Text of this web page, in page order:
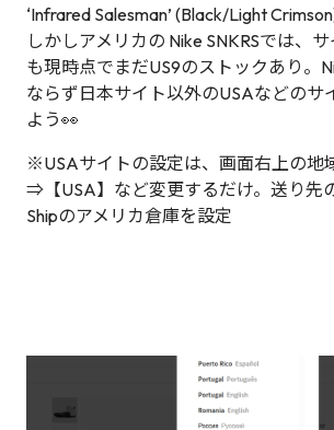
‘Infrared Salesman’ (Black/Light
しかしアメリカの Nike SNKRSでは、
も現時点でまだUS9のストックあり。
ならず日本サイト以外のUSAなどのサ
よう👀
※USAサイトの設定は、画面右上の地
⇒【USA】など変更するだけ。送り先
Shipのアメリカ倉庫を設定